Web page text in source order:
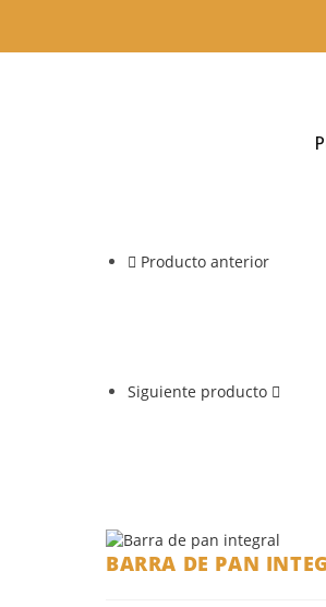
Producto anterior
Siguiente producto
BARRA DE PAN